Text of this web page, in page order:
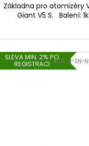
Základna pro atomizéry
Giant V5 S. Balení:
SLEVA MIN. 2% PO
REGISTRACI Kód: V-SN-